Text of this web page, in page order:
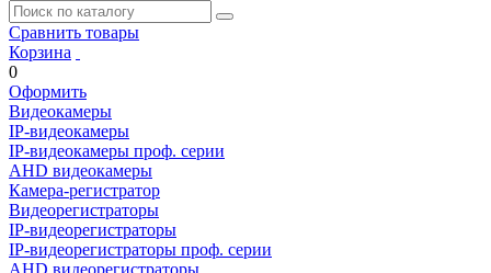
Сравнить товары
Корзина
0
Оформить
Видеокамеры
IP-видеокамеры
IP-видеокамеры проф. серии
AHD видеокамеры
Камера-регистратор
Видеорегистраторы
IP-видеорегистраторы
IP-видеорегистраторы проф. серии
AHD видеорегистраторы